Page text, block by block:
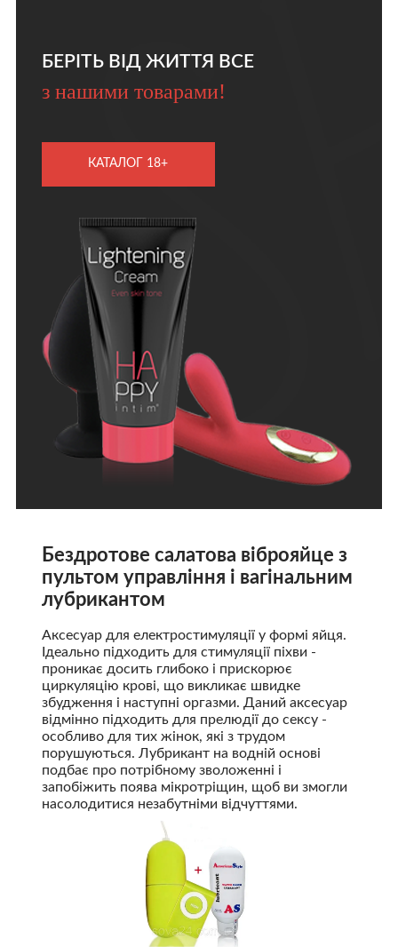
БЕРІТЬ ВІД ЖИТТЯ ВСЕ
з нашими товарами!
КАТАЛОГ 18+
Бездротове салатова віброяйце з
пультом управління і вагінальним
лубрикантом
Аксесуар для електростимуляції у формі яйця.
Ідеально підходить для стимуляції піхви -
проникає досить глибоко і прискорює
циркуляцію крові, що викликає швидке
збудження і наступні оргазми. Даний аксесуар
відмінно підходить для прелюдії до сексу -
особливо для тих жінок, які з трудом
порушуються. Лубрикант на водній основі
подбає про потрібному зволоженні і
запобіжить поява мікротріщин, щоб ви змогли
насолодитися незабутніми відчуттями.